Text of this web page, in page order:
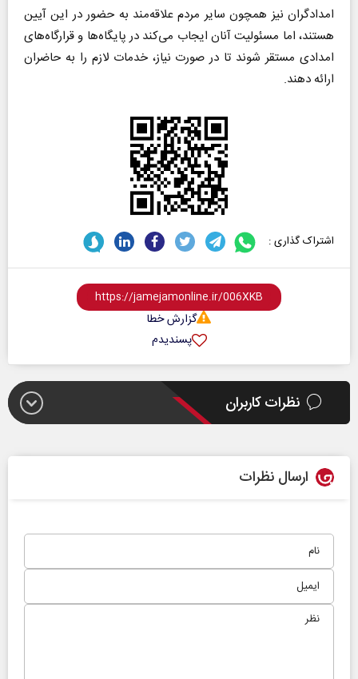
امدادگران نیز همچون سایر مردم علاقه‌مند به حضور در این آیین
هستند، اما مسئولیت آنان ایجاب می‌کند در پایگاه‌ها و قرارگاه‌های
امدادی مستقر شوند تا در صورت نیاز، خدمات لازم را به حاضران
ارائه دهند.
اشتراک گذاری :
گزارش خطا
پسندیدم
نظرات کاربران
ارسال نظرات